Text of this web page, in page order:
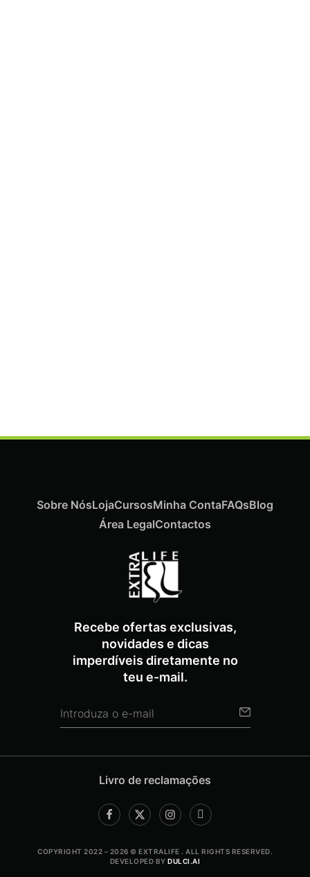
Recebe ofertas exclusivas,
novidades e dicas
imperdíveis diretamente no
teu e-mail.
Sobre NósLojaCursosMinha ContaFAQsBlog
Área LegalContactos
Livro de reclamações
COPYRIGHT 2022 – 2026 © EXTRALIFE . ALL RIGHTS RESERVED.
DEVELOPED BYDULCI.AI